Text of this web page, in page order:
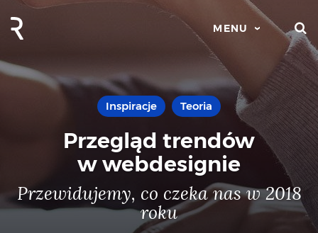
MENU
Inspiracje Teoria
Przegląd trendów
w webdesignie
Przewidujemy, co czeka nas w 2018
roku